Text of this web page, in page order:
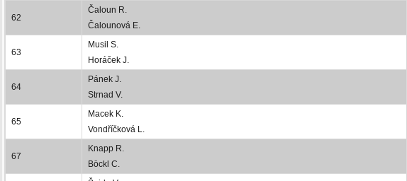
62
Čaloun R.
Čalounová E.
63
Musil S.
Horáček J.
64
Pánek J.
Strnad V.
65
Macek K.
Vondříčková L.
67
Knapp R.
Böckl C.